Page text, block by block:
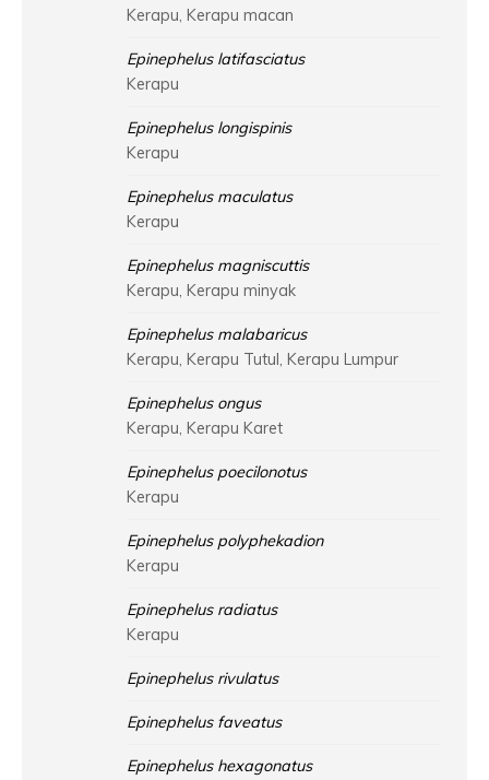
Kerapu, Kerapu macan
Epinephelus latifasciatus
Kerapu
Epinephelus longispinis
Kerapu
Epinephelus maculatus
Kerapu
Epinephelus magniscuttis
Kerapu, Kerapu minyak
Epinephelus malabaricus
Kerapu, Kerapu Tutul, Kerapu Lumpur
Epinephelus ongus
Kerapu, Kerapu Karet
Epinephelus poecilonotus
Kerapu
Epinephelus polyphekadion
Kerapu
Epinephelus radiatus
Kerapu
Epinephelus rivulatus
Epinephelus faveatus
Epinephelus hexagonatus